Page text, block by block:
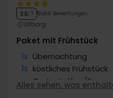
3.5/ 5 Gut 6 Bewertungen
Ulfborg
Paket mit Frühstück
1x Übernachtung
1x köstliches Frühstück
∞ Gratis Kaffee/Tee
Alles sehen, was